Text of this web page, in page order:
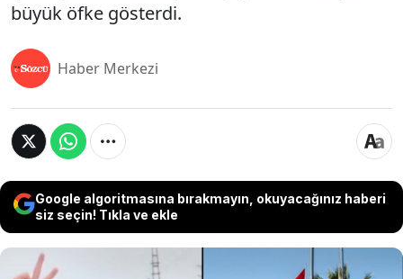
büyük öfke gösterdi.
Haber Merkezi
Google algoritmasına bırakmayın, okuyacağınız haberi
siz seçin! Tıkla ve ekle